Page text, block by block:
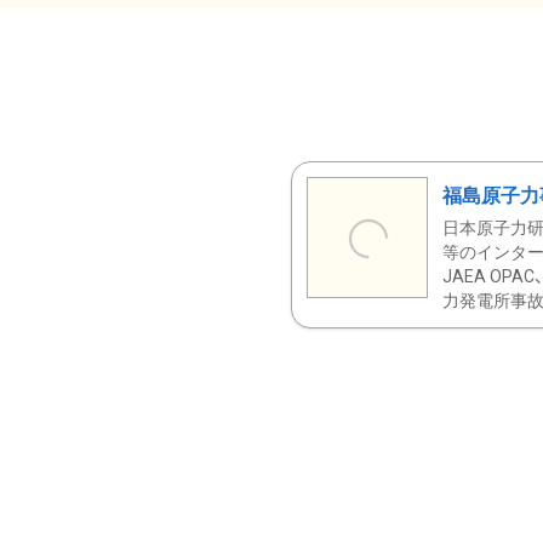
福島原子
日本原子力
等のインタ
JAEA OPAC
力発電所事